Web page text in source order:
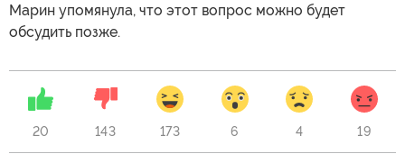
Марин упомянула, что этот вопрос можно будет
обсудить позже.
20 143 173 6 4 19